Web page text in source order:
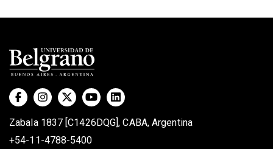
Zabala 1837 [C1426DQG], CABA, Argentina
+54-11-4788-5400